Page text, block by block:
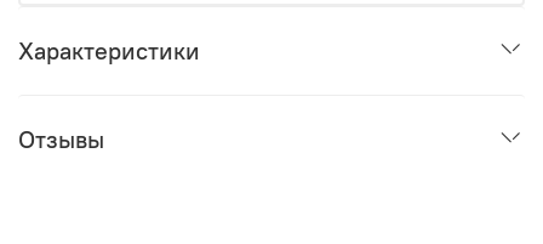
Характеристики
Отзывы